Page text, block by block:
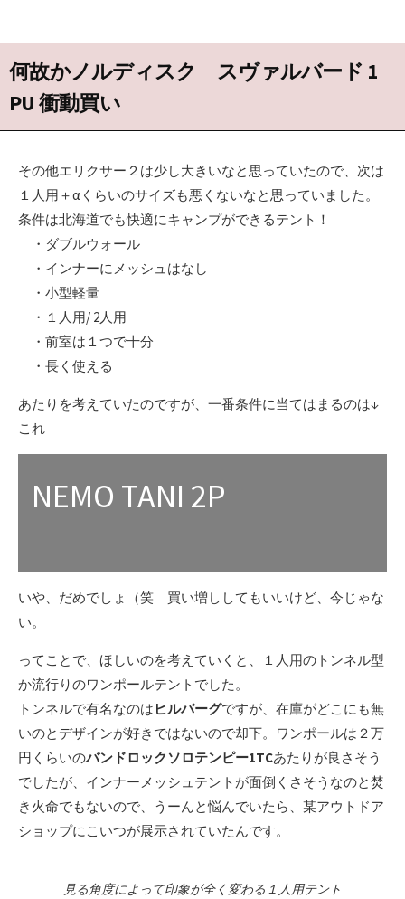
何故かノルディスク スヴァルバード 1
PU 衝動買い
その他エリクサー２は少し大きいなと思っていたので、次は
１人用＋αくらいのサイズも悪くないなと思っていました。
条件は北海道でも快適にキャンプができるテント！
・ダブルウォール
・インナーにメッシュはなし
・小型軽量
・１人用/ 2人用
・前室は１つで十分
・長く使える
あたりを考えていたのですが、一番条件に当てはまるのは↓
これ
NEMO TANI 2P
いや、だめでしょ（笑 買い増ししてもいいけど、今じゃな
い。
ってことで、ほしいのを考えていくと、１人用のトンネル型
か流行りのワンポールテントでした。
トンネルで有名なのは ヒルバーグですが、在庫がどこにも無
いのとデザインが好きではないので却下。ワンポールは２万
円くらいのバンドロックソロテンピー1TCあたりが良さそう
でしたが、インナーメッシュテントが面倒くさそうなのと焚
き火命でもないので、うーんと悩んでいたら、某アウトドア
ショップにこいつが展示されていたんです。
見る角度によって印象が全く変わる１人用テント